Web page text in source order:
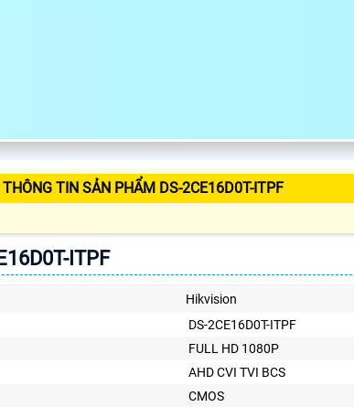
TIN SẢN PHẨM DS-2CE16D0T-ITPF
ITPF
Hikvision
DS-2CE16D0T-ITPF
FULL HD 1080P
AHD CVI TVI BCS
CMOS